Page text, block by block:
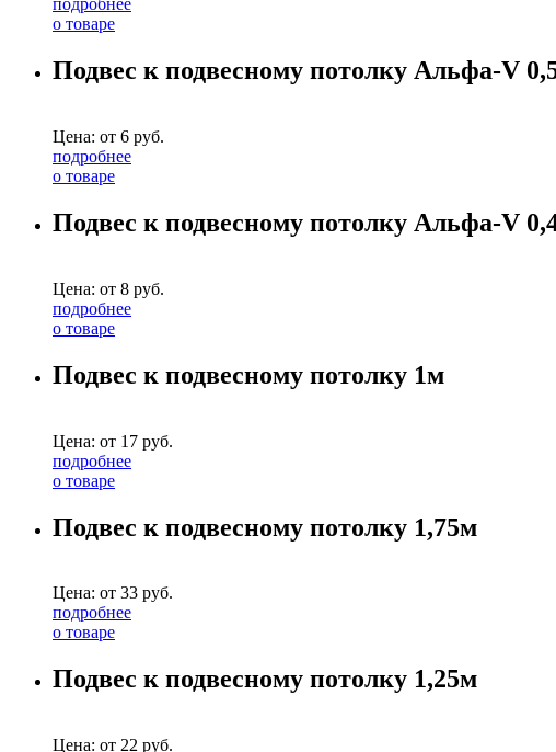
подробнее
о товаре
Подвес к подвесному потолку Альфа-V
Цена: от 6 руб.
подробнее
о товаре
Подвес к подвесному потолку Альфа-V
Цена: от 8 руб.
подробнее
о товаре
Подвес к подвесному потолку 1м
Цена: от 17 руб.
подробнее
о товаре
Подвес к подвесному потолку 1,75м
Цена: от 33 руб.
подробнее
о товаре
Подвес к подвесному потолку 1,25м
Цена: от 22 руб.